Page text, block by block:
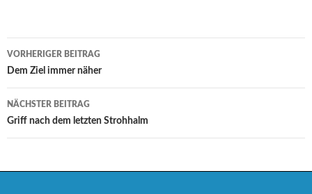
Beitrags-
Navigation
VORHERIGER BEITRAG
Dem Ziel immer näher
NÄCHSTER BEITRAG
Griff nach dem letzten Strohhalm